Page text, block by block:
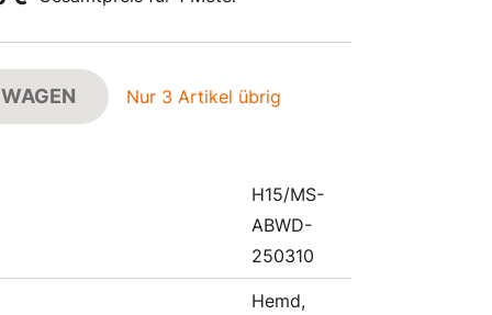
Nur 3 Artikel übrig
H15/MS-
ABWD-
250310
Hemd,